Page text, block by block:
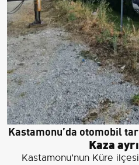
Kastamonu’da otomobil
Kaza
Kastamonu’nun Küre